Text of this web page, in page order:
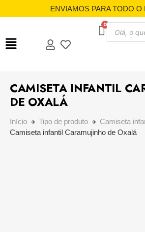
ENVIAMOS PARA TODO O
CAMISETA INFANTIL
DE OXALÁ
Início Tipo de produto
Camiseta
Camiseta infantil Caramujinho de Oxalá